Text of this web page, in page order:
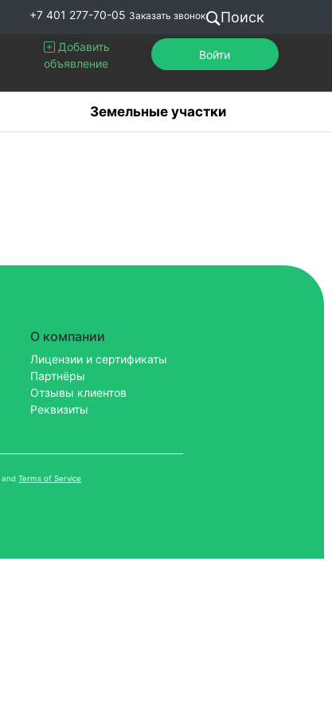
+7 401 277-70-05 Заказать звонок Поиск
Добавить
объявление
Войти
Земельные участки
О компании
Лицензии и сертификаты
Партнёры
Отзывы клиентов
Реквизиты
andTerms of Service